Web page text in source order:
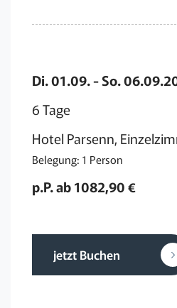
Di. 01.09. - So.
6 Tage
Hotel Parsenn,
Belegung: 1 Person
p.P. ab 1082,90 €
jetzt Buchen